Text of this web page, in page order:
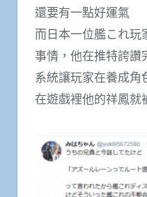
還要有一點好運氣
而日本一位艦これ玩
事情，他在推特誇讚
系統讓玩家在養成角
在遊戲裡他的祥鳳